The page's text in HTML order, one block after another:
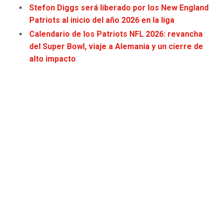
GIANTS
EAGLES
LAKERS
SUNS
Stefon Diggs será liberado por los New England
Patriots al inicio del año 2026 en la liga
Calendario de los Patriots NFL 2026: revancha
del Super Bowl, viaje a Alemania y un cierre de
alto impacto